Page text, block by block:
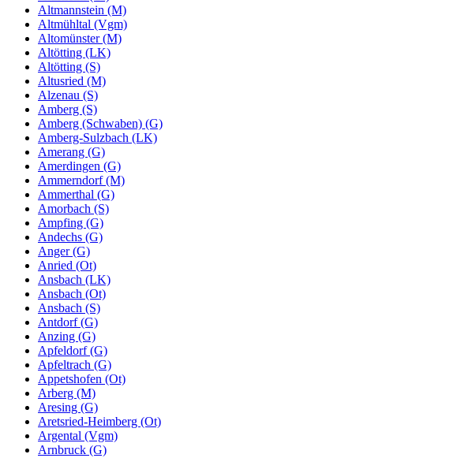
Altmannstein (M)
Altmühltal (Vgm)
Altomünster (M)
Altötting (LK)
Altötting (S)
Altusried (M)
Alzenau (S)
Amberg (S)
Amberg (Schwaben) (G)
Amberg-Sulzbach (LK)
Amerang (G)
Amerdingen (G)
Ammerndorf (M)
Ammerthal (G)
Amorbach (S)
Ampfing (G)
Andechs (G)
Anger (G)
Anried (Ot)
Ansbach (LK)
Ansbach (Ot)
Ansbach (S)
Antdorf (G)
Anzing (G)
Apfeldorf (G)
Apfeltrach (G)
Appetshofen (Ot)
Arberg (M)
Aresing (G)
Aretsried-Heimberg (Ot)
Argental (Vgm)
Arnbruck (G)